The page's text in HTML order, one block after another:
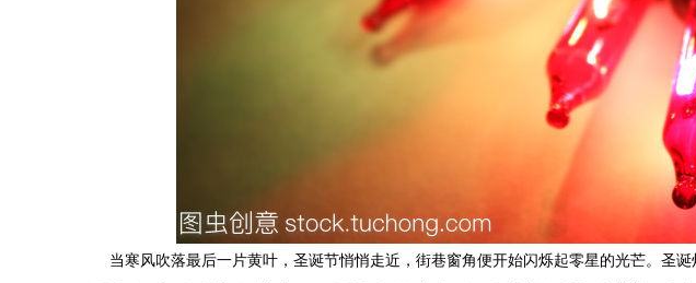
当寒风吹落最后一片黄叶，圣诞节悄悄走近，街巷窗角便开始闪烁起零星的光芒。圣